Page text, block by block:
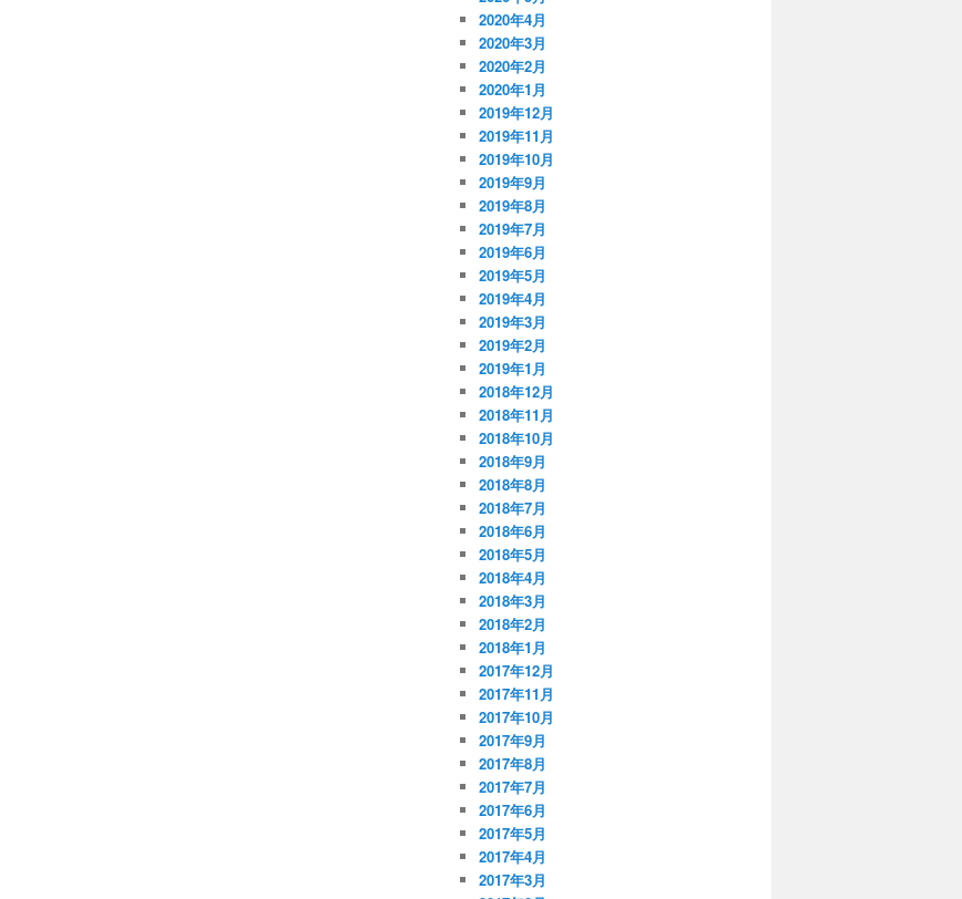
2020年4月
2020年3月
2020年2月
2020年1月
2019年12月
2019年11月
2019年10月
2019年9月
2019年8月
2019年7月
2019年6月
2019年5月
2019年4月
2019年3月
2019年2月
2019年1月
2018年12月
2018年11月
2018年10月
2018年9月
2018年8月
2018年7月
2018年6月
2018年5月
2018年4月
2018年3月
2018年2月
2018年1月
2017年12月
2017年11月
2017年10月
2017年9月
2017年8月
2017年7月
2017年6月
2017年5月
2017年4月
2017年3月